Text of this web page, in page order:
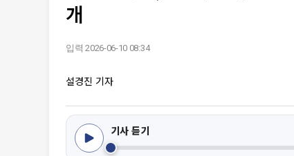
개
입력 2026-06-10 08:34
설경진 기자
기사 듣기